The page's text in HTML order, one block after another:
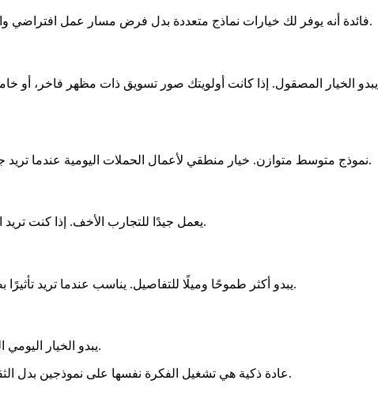
فائدة أنه يوفر لك خيارات نماذج متعددة بدل فرض مسار عمل افتراضي واحد. إذا لم تكن متأكدًا من أين تبدأ، فإليك طريقة عملية بسيطة للتفكير في كل نموذج.
Seedream 4.5 نموذج متوسط متوازن. خيار منطقي لأعمال الحملات اليومية عندما تريد جودة قوية دون الحاجة دائمًا لأعلى مظهر فاخر. بالنسبة لكثير من المستخدمين، قد يصبح هذا هو الوضع الافتراضي العملي.
Seedream 4.0 يعمل جيدًا للتجارب الأخف. إذا كنت تريد اختبار أفكار مشاهد، أو اتجاهات للمطالبات، أو تصورات للتخطيطات قبل صقل النتيجة النهائية، فهو نموذج جيد للمسودات.
Nano Banana Pro يبدو أكثر طموحًا وميلًا للتفاصيل. يناسب عندما تريد تأثيرًا بصريًا أقوى، أو توجهًا إبداعيًا أكثر درامية، أو نتيجة تبدو أقرب لحملة إعلانية متكاملة بدل أن تكون مجرد صورة وظيفية.
Nano Banana AI يبدو الخيار اليومي العام ضمن العائلة نفسها. مفيد لتوليد الصور الروتيني عندما تريد سير عمل أبسط مع مخرجات جذابة في الوقت نفسه.
عادة ذكية هي تشغيل الفكرة نفسها على نموذجين بدل الثقة في النتيجة الأولى فقط. غالبًا لا يتعلق أفضل مخرج بـ"أفضل" نموذج إجمالًا، بل بالنموذج الذي يطابق مشهدك ومنتجك ونبرتك الخاصة.